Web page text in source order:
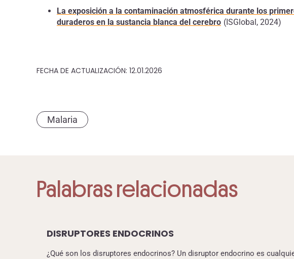
La exposición a la contaminación atmosférica durante los
duraderos en la sustancia blanca del cerebro (ISGlobal, 2024)
FECHA DE ACTUALIZACIÓN: 12.01.2026
Malaria
Palabras relacionadas
DISRUPTORES ENDOCRINOS
¿Qué son los disruptores endocrinos? Un disruptor endocrino es